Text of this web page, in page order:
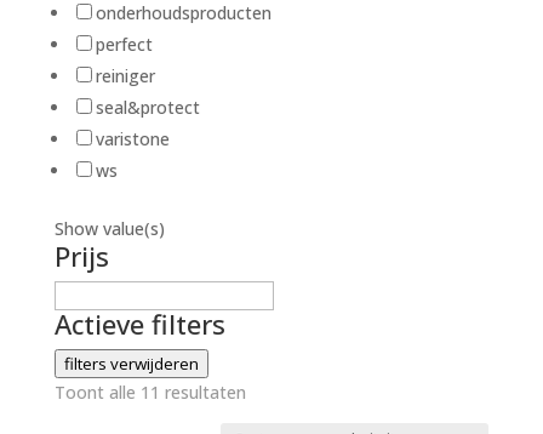
onderhoudsproducten
perfect
reiniger
seal&protect
varistone
ws
Show value(s)
Prijs
Actieve filters
filters verwijderen
Toont alle 11 resultatenGesorteerd